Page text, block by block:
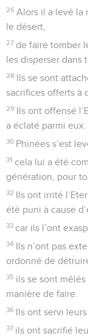
26 Alors il a levé la
le désert,
27 de faire tomber
les disperser dans
28 Ils se sont
sacrifices offerts à
29 Ils ont offensé
a éclaté parmi eux.
30 Phinées s’est
31 cela lui a été
génération, pour
32 Ils ont irrité
été puni à cause
33 car ils l’ont
34 Ils n’ont pas
ordonné de
35 ils se sont
manière de faire.
36 Ils ont servi
37 ils ont sacrifié